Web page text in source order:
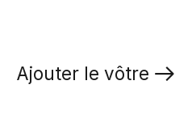
Ajouter le vôtre